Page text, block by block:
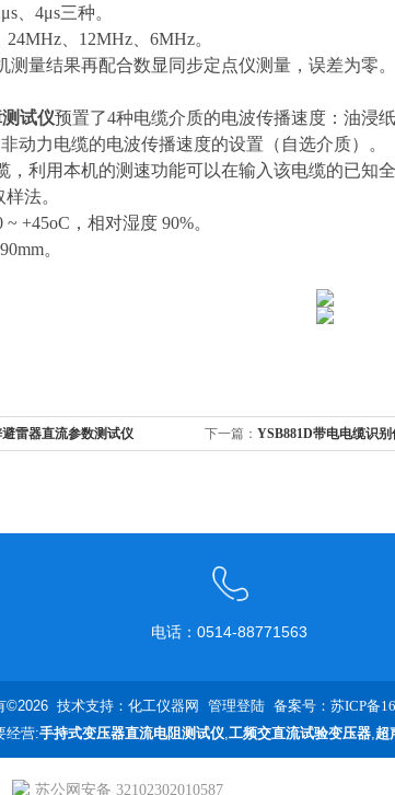
、4μs三种。
、12MHz、6MHz。
测量结果再配合数显同步定点仪测量，误差为零。
试仪预置了4种电缆介质的电波传播速度：油浸
动力电缆的电波传播速度的设置（自选介质）。
，利用本机的测速功能可以在输入该电缆的已知
法。
+45oC，相对湿度 90%。
。
雷器直流参数测试仪 下一篇： YSB881D带电电缆识别
电话：0514-88771563
©2026 技术支持： 化工仪器网 管理登陆 备案号：苏ICP备
经营:手持式变压器直流电阻测试仪,工频交直流试验变压器,超
苏公网安备 32102302010587